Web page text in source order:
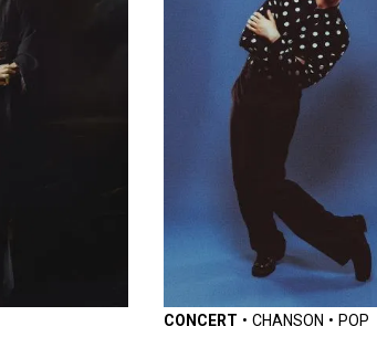
CONCERT • CHANSON • POP